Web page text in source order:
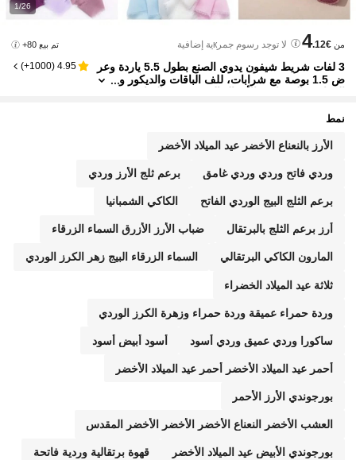
1/26
من 4.12€ لا توجد رسوم جمرкية إضافية تم بيع 80+
3 لفات شريط شيفون يدوي الصنع بطول 5.5 ياردة وعر
ض 1.5 بوصة مع شرابات، للف الباقات والديكور و
4.95
(
1000+
)
نمط
الأرز بالنعناع الأخضر عيد الميلاد الأخضر
وردي فاتح وردي وردي غامق برعم ثلج الأرز وردي
برعم الثلج البيج الوردي الفاتح الكاكي الشمبانيا
أرز برعم الثلج بالبرتقال ضباب الأرز الأزرق السماء الزرقاء
المارون الكاكي البرتقالي السماء الزرقاء البيج زهر الكرز الوردي
ثلاثة عيد الميلاد الخضراء
وردة حمراء عميقة وردة حمراء وزهرة الكرز الوردي
ساكورا وردي عميق وردي أسود أسود أبيض أسود
أحمر عيد الميلاد الأخضر أحمر عيد الميلاد الأخضر
بورجوندي الأرز الأحمر
العشب الأخضر النعناع الأخضر الأخضر الأخضر المقدس
بورجوندي الأبيض عيد الميلاد الأخضر قهوة برتقالية وردية فاتحة